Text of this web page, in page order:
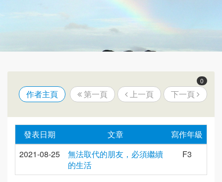
0
作者主頁 第一頁 上一頁 下一頁
發表日期 文章
寫作年級
2021-08-25
無法取代的朋友，必須繼續
的生活
F3